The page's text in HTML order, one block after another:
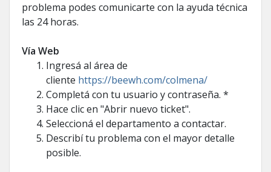
problema podes comunicarte con la ayuda técnica
las 24 horas.
Vía Web
Ingresá al área de
cliente https://beewh.com/colmena/
Completá con tu usuario y contraseña. *
Hace clic en "Abrir nuevo ticket".
Seleccioná el departamento a contactar.
Describí tu problema con el mayor detalle
posible.